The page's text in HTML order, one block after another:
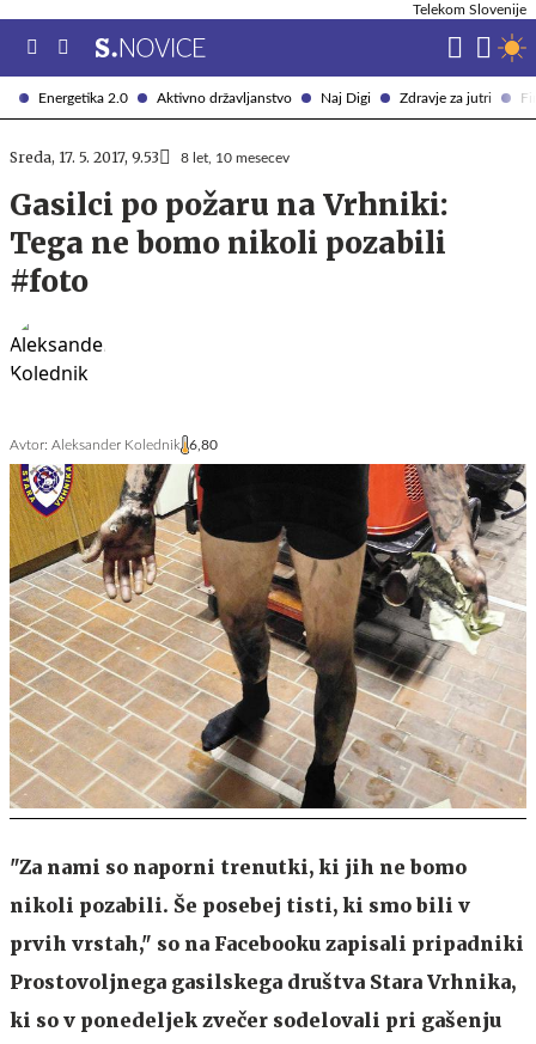
Energetika 2.0 Aktivno državljanstvo Naj Digi Zdravje za jutri
Telekom Slovenije
Sreda, 17. 5. 2017, 9.53 8 let, 10 mesecev
Gasilci po požaru na Vrhniki:
Tega ne bomo nikoli pozabili
#foto
Avtor: Aleksander Kolednik 6,80
"Za nami so naporni trenutki, ki jih ne bomo
nikoli pozabili. Še posebej tisti, ki smo bili v
prvih vrstah," so na Facebooku zapisali pripadniki
Prostovoljnega gasilskega društva Stara Vrhnika,
ki so v ponedeljek zvečer sodelovali pri gašenju